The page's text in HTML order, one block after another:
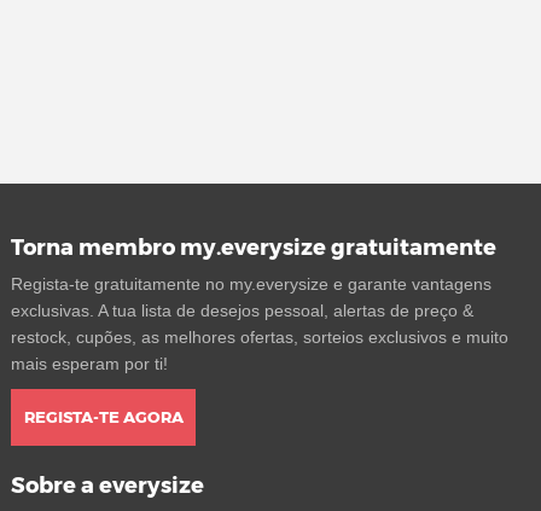
Torna membro my.everysize gratuitamente
Regista-te gratuitamente no my.everysize e garante vantagens
exclusivas. A tua lista de desejos pessoal, alertas de preço &
restock, cupões, as melhores ofertas, sorteios exclusivos e muito
mais esperam por ti!
REGISTA-TE AGORA
Sobre a everysize